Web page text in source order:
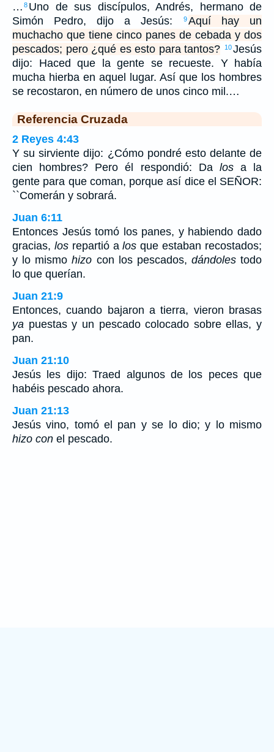
… 8 Uno de sus discípulos, Andrés, hermano de
Simón Pedro, dijo a Jesús:
9Aquí hay un
muchacho que tiene cinco panes de cebada y dos
pescados; pero ¿qué es esto para tantos? 10Jesús
dijo: Haced que la gente se recueste. Y había
mucha hierba en aquel lugar. Así que los hombres
se recostaron, en número de unos cinco mil.…
Referencia Cruzada
2 Reyes 4:43
Y su sirviente dijo: ¿Cómo pondré esto delante de
cien hombres? Pero él respondió: Da losa la
gente para que coman, porque así dice el SEÑOR:
``Comerán y sobrará.
Juan 6:11
Entonces Jesús tomó los panes, y habiendo dado
gracias, losrepartió alos que estaban recostados;
y lo mismohizo con los pescados, dándolestodo
lo que querían.
Juan 21:9
Entonces, cuando bajaron a tierra, vieron brasas
ya puestas y un pescado colocado sobre ellas, y
pan.
Juan 21:10
Jesús les dijo: Traed algunos de los peces que
habéis pescado ahora.
Juan 21:13
Jesús vino, tomó el pan y se lo dio; y lo mismo
hizo con el pescado.